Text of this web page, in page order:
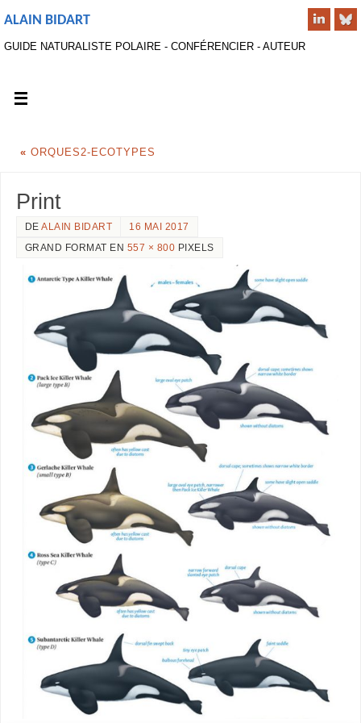
ALAIN BIDART
GUIDE NATURALISTE POLAIRE - CONFÉRENCIER - AUTEUR
« ORQUES2-ECOTYPES
Print
DEALAIN BIDART
16 MAI 2017
GRAND FORMAT EN 557 × 800 PIXELS